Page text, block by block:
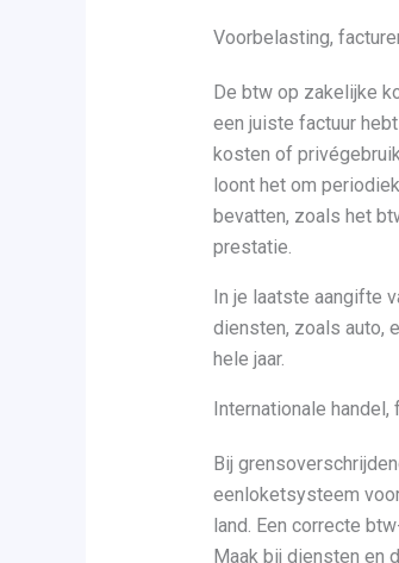
Voorbelasting,
De btw op zakelijke
een juiste factuur
kosten of
loont het om
bevatten, zoals het
prestatie.
In je laatste aangifte
diensten, zoals auto,
hele jaar.
Internationale handel,
Bij
eenloketsysteem
land. Een correcte
Maak bij diensten en